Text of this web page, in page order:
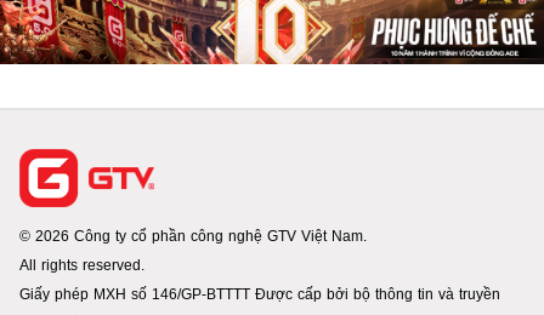
© 2026 Công ty cổ phần công nghệ GTV Việt Nam.
All rights reserved.
Giấy phép MXH số 146/GP-BTTTT Được cấp bởi bộ thông tin và truyền